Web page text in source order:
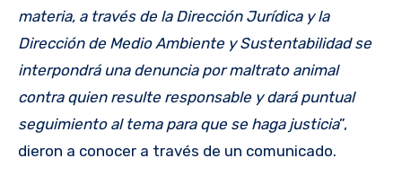
materia, a través de la Dirección Jurídica y la
Dirección de Medio Ambiente y Sustentabilidad se
interpondrá una denuncia por maltrato animal
contra quien resulte responsable y dará puntual
seguimiento al tema para que se haga justicia”,
dieron a conocer a través de un comunicado.